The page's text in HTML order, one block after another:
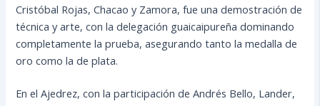
Cristóbal Rojas, Chacao y Zamora, fue una demostración de
técnica y arte, con la delegación guaicaipureña dominando
completamente la prueba, asegurando tanto la medalla de
oro como la de plata.
En el Ajedrez, con la participación de Andrés Bello, Lander,